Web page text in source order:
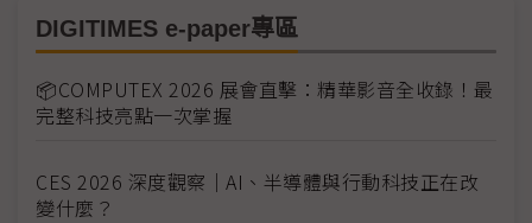
DIGITIMES e-paper專區
📦COMPUTEX 2026 展會直擊：精華影音全收錄！最
完整科技亮點一次掌握
CES 2026 深度觀察｜AI、半導體與行動科技正在改
變什麼？